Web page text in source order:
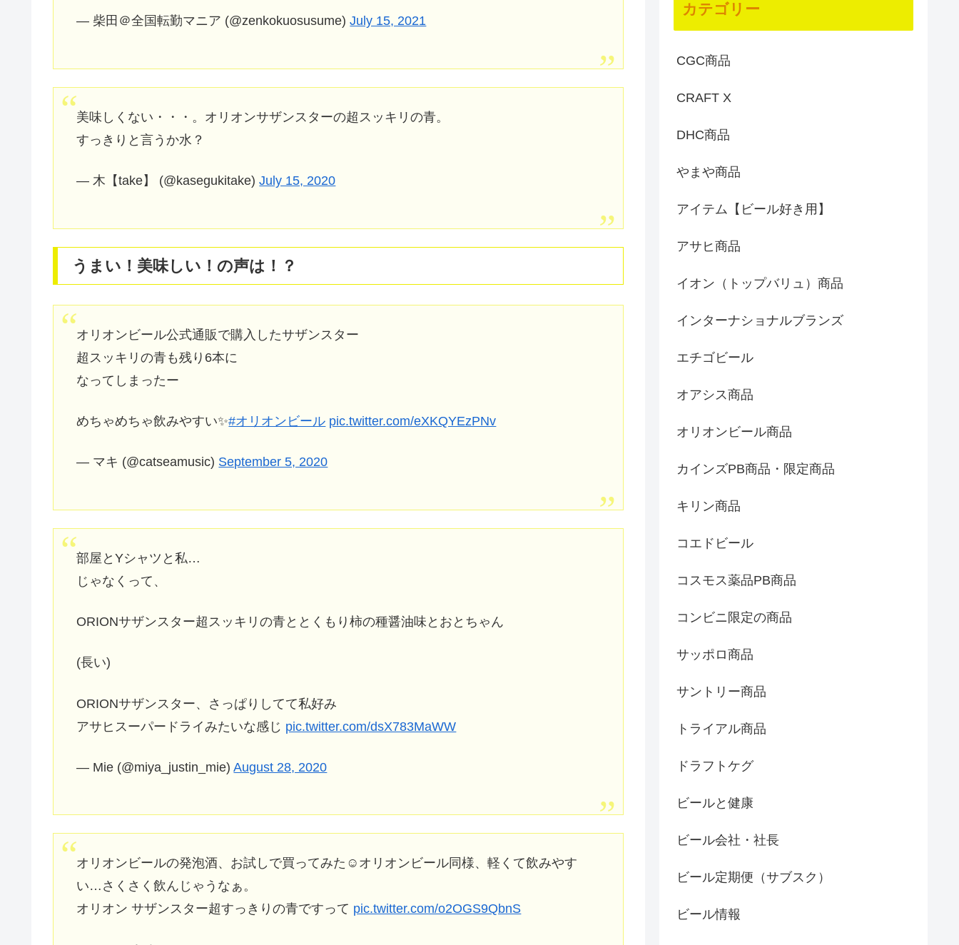
— 柴田＠全国転勤マニア (@zenkokuosusume)July 15, 2021
美味しくない・・・。オリオンサザンスターの超スッキリの青。
すっきりと言うか水？
— 木【take】 (@kasegukitake)July 15, 2020
うまい！美味しい！の声は！？
オリオンビール公式通販で購入したサザンスター
超スッキリの青も残り6本に
なってしまったー
めちゃめちゃ飲みやすい✨#オリオンビール pic.twitter.com/eXKQYEzPNv
— マキ (@catseamusic) September 5, 2020
部屋とYシャツと私…
じゃなくって、
ORIONサザンスター超スッキリの青ととくもり柿の種醤油味とおとちゃん
(長い)
ORIONサザンスター、さっぱりしてて私好み
アサヒスーパードライみたいな感じ pic.twitter.com/dsX783MaWW
— Mie (@miya_justin_mie)August 28, 2020
オリオンビールの発泡酒、お試しで買ってみた☺️オリオンビール同様、軽くて飲みやす
い…さくさく飲んじゃうなぁ。
オリオン サザンスター超すっきりの青ですって️ pic.twitter.com/o2OGS9QbnS
カテゴリー
CGC商品
CRAFT X
DHC商品
やまや商品
アイテム【ビール好き用】
アサヒ商品
イオン（トップバリュ）商品
インターナショナルブランズ
エチゴビール
オアシス商品
オリオンビール商品
カインズPB商品・限定商品
キリン商品
コエドビール
コスモス薬品PB商品
コンビニ限定の商品
サッポロ商品
サントリー商品
トライアル商品
ドラフトケグ
ビールと健康
ビール会社・社長
ビール定期便（サブスク）
ビール情報